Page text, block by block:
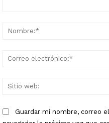
Guardar mi nombre, correo